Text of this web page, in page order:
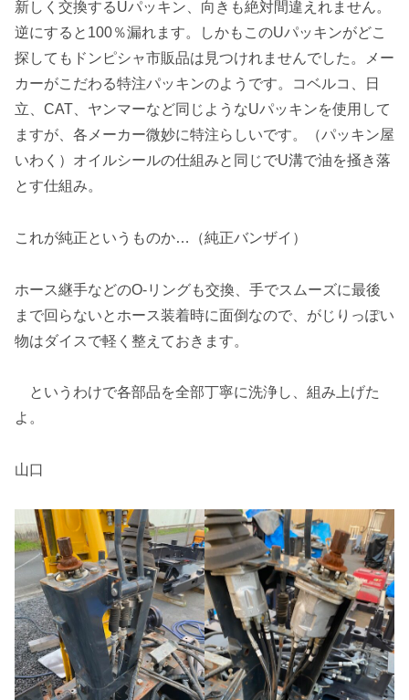
新しく交換するUパッキン、向きも絶対間違えれません。
逆にすると100％漏れます。しかもこのUパッキンがどこ
探してもドンピシャ市販品は見つけれませんでした。メー
カーがこだわる特注パッキンのようです。コベルコ、日
立、CAT、ヤンマーなど同じようなUパッキンを使用して
ますが、各メーカー微妙に特注らしいです。（パッキン屋
いわく）オイルシールの仕組みと同じでU溝で油を掻き落
とす仕組み。
これが純正というものか…（純正バンザイ）
ホース継手などのO-リングも交換、手でスムーズに最後
まで回らないとホース装着時に面倒なので、がじりっぽい
物はダイスで軽く整えておきます。
というわけで各部品を全部丁寧に洗浄し、組み上げた
よ。
山口